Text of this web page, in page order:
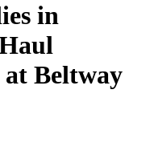
in
Beltway